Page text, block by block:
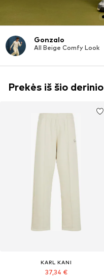
Gonzalo
All Beige Comfy Look
Prekės iš šio derinio
KARL KANI
37,34 €